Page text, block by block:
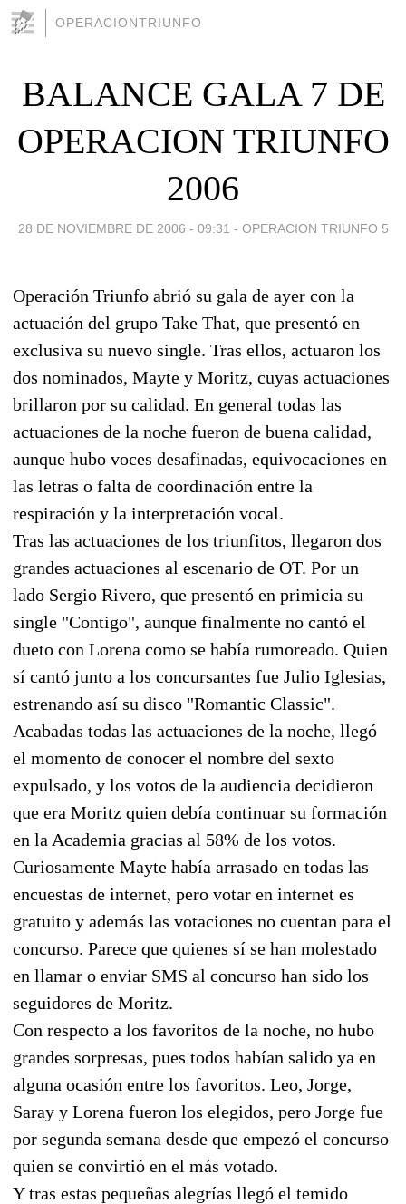
OPERACIONTRIUNFO
BALANCE GALA 7 DE
OPERACION TRIUNFO
2006
28 DE NOVIEMBRE DE 2006 - 09:31 - OPERACION TRIUNFO 5
Operación Triunfo abrió su gala de ayer con la
actuación del grupo Take That, que presentó en
exclusiva su nuevo single. Tras ellos, actuaron los
dos nominados, Mayte y Moritz, cuyas actuaciones
brillaron por su calidad. En general todas las
actuaciones de la noche fueron de buena calidad,
aunque hubo voces desafinadas, equivocaciones en
las letras o falta de coordinación entre la
respiración y la interpretación vocal.
Tras las actuaciones de los triunfitos, llegaron dos
grandes actuaciones al escenario de OT. Por un
lado Sergio Rivero, que presentó en primicia su
single "Contigo", aunque finalmente no cantó el
dueto con Lorena como se había rumoreado. Quien
sí cantó junto a los concursantes fue Julio Iglesias,
estrenando así su disco "Romantic Classic".
Acabadas todas las actuaciones de la noche, llegó
el momento de conocer el nombre del sexto
expulsado, y los votos de la audiencia decidieron
que era Moritz quien debía continuar su formación
en la Academia gracias al 58% de los votos.
Curiosamente Mayte había arrasado en todas las
encuestas de internet, pero votar en internet es
gratuito y además las votaciones no cuentan para el
concurso. Parece que quienes sí se han molestado
en llamar o enviar SMS al concurso han sido los
seguidores de Moritz.
Con respecto a los favoritos de la noche, no hubo
grandes sorpresas, pues todos habían salido ya en
alguna ocasión entre los favoritos. Leo, Jorge,
Saray y Lorena fueron los elegidos, pero Jorge fue
por segunda semana desde que empezó el concurso
quien se convirtió en el más votado.
Y tras estas pequeñas alegrías llegó el temido